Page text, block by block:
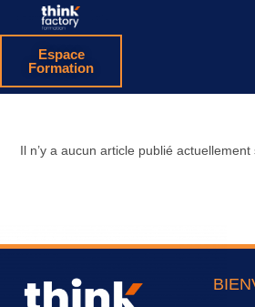
Espace
Formation
Il n’y a aucun article publié actuellement